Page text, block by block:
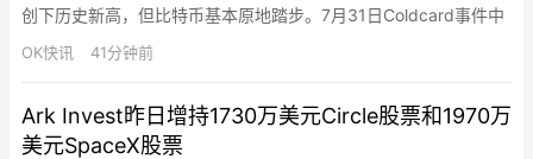
创下历史新高，但比特币基本原地踏步。7月31日Coldcard事件中
约594枚BTC（约3,800万美元）在25分钟内被盗，链上活动持续
数日——一年以上未移动的比特币在三天内激增至约11.9万枚，约
价格影响。当前加密市场正通过“…
OK快讯 41分钟前
Ark Invest昨日增持1730万美元Circle股票和1970万
美元SpaceX股票